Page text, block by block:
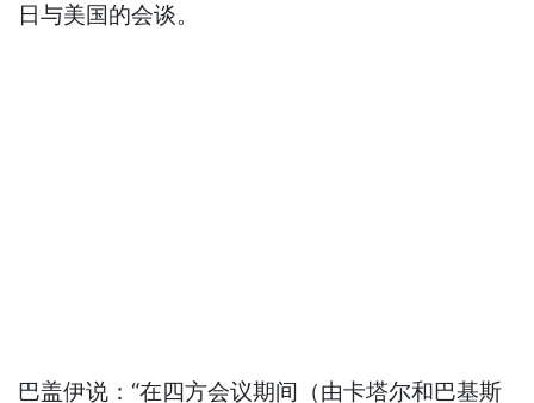
日与美国的会谈。
巴盖伊说：“在四方会议期间（由卡塔尔和巴基斯